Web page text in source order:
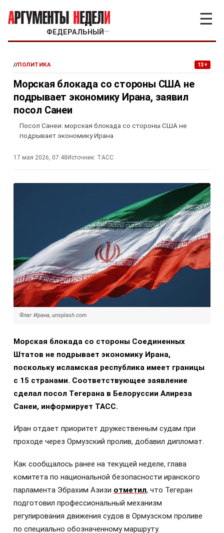
ФЕДЕРАЛЬНЫЙ ﹀
☰
//ПОЛИТИКА 13+
Морская блокада со стороны США не
подрывает экономику Ирана, заявил
посол Санеи
Посол Санеи: морская блокада со стороны США не
подрывает экономику Ирана
17 мая 2026, 07:48 Источник: ТАСС
Флаг Ирана, unsplash.com
Морская блокада со стороны Соединенных
Штатов не подрывает экономику Ирана,
поскольку исламская республика имеет границы
с 15 странами. Соответствующее заявление
сделал посол Тегерана в Белоруссии Алиреза
Санеи, информирует ТАСС.
Иран отдает приоритет дружественным судам при
проходе через Ормузский пролив, добавил дипломат.
Как сообщалось ранее на текущей неделе, глава
комитета по национальной безопасности иранского
парламента Эбрахим Азизи отметил, что Тегеран
подготовил профессиональный механизм
регулирования движения судов в Ормузском проливе
по специально обозначенному маршруту.